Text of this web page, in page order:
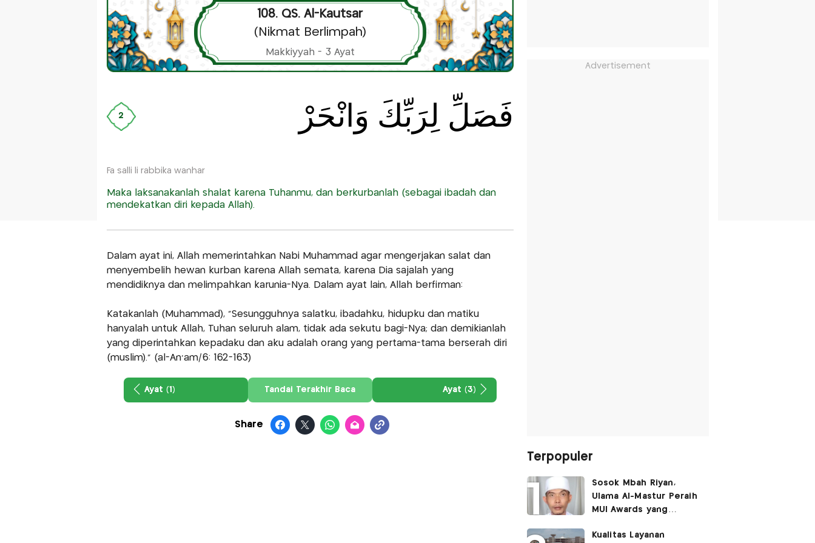
108. QS. Al-Kautsar
(Nikmat Berlimpah)
Makkiyyah - 3 Ayat
2 فَصَلِّ لِرَبِّكَ وَانْحَرْ
Fa salli li rabbika wanhar
Maka laksanakanlah shalat karena Tuhanmu, dan berkurbanlah (sebagai ibadah dan
mendekatkan diri kepada Allah).
Dalam ayat ini, Allah memerintahkan Nabi Muhammad agar mengerjakan salat dan
menyembelih hewan kurban karena Allah semata, karena Dia sajalah yang
mendidiknya dan melimpahkan karunia-Nya. Dalam ayat lain, Allah berfirman:
Katakanlah (Muhammad), "Sesungguhnya salatku, ibadahku, hidupku dan matiku
hanyalah untuk Allah, Tuhan seluruh alam, tidak ada sekutu bagi-Nya; dan demikianlah
yang diperintahkan kepadaku dan aku adalah orang yang pertama-tama berserah diri
(muslim)." (al-An'am/6: 162-163)
Ayat (1) Tandai Terakhir Baca Ayat (3)
Share
Advertisement
Terpopuler
Sosok Mbah Riyan,
Ulama Al-Mastur Peraih
MUI Awards yang
Tukang Bangunan
Kualitas Layanan